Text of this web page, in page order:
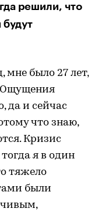
решили, что
было 27 лет,
Ощущения
да и сейчас
что знаю,
Кризис
я в один
тяжело
были